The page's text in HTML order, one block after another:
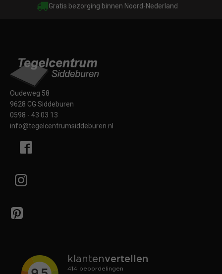
Gratis bezorging binnen Noord-Nederland
Oudeweg 58
9628 CG Siddeburen
0598 - 43 03 13
info@tegelcentrumsiddeburen.nl